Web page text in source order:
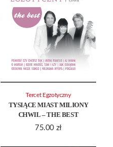
TYSIĄCE MIAST MILIONY
CHWIL – THE BEST
75.00 zł
Tercet Egzotyczny